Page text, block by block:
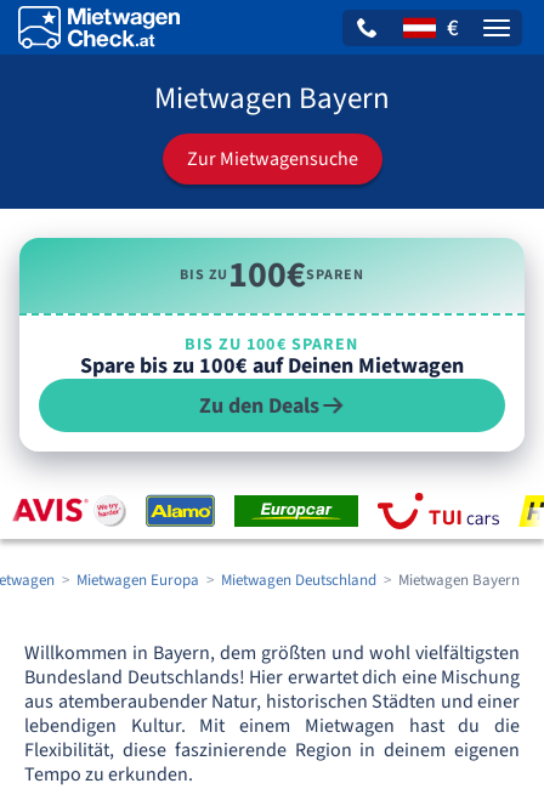
€
Mietwagen Bayern
Zur Mietwagensuche
BIS ZU100€SPAREN
BIS ZU 100€ SPAREN
Spare bis zu 100€ auf Deinen Mietwagen
Zu den Deals
Mietwagen Europa Mietwagen Deutschland Mietwagen Bayern
Willkommen in Bayern, dem größten und wohl vielfältigsten
Bundesland Deutschlands! Hier erwartet dich eine Mischung
aus atemberaubender Natur, historischen Städten und einer
lebendigen Kultur. Mit einem Mietwagen hast du die
Flexibilität, diese faszinierende Region in deinem eigenen
Tempo zu erkunden.